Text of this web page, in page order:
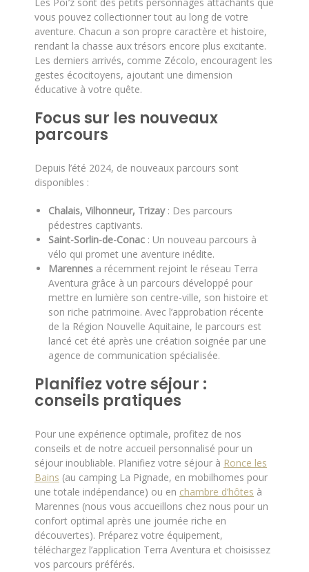
vous pouvez collectionner tout au long de votre
aventure. Chacun a son propre caractère et histoire,
rendant la chasse aux trésors encore plus excitante.
Les derniers arrivés, comme Zécolo, encouragent les
gestes écocitoyens, ajoutant une dimension
éducative à votre quête.
Focus sur les nouveaux
parcours
Depuis l’été 2024, de nouveaux parcours sont
disponibles :
Chalais, Vilhonneur, Trizay: Des parcours
pédestres captivants.
Saint-Sorlin-de-Conac : Un nouveau parcours à
vélo qui promet une aventure inédite.
Marennes a récemment rejoint le réseau Terra
Aventura grâce à un parcours développé pour
mettre en lumière son centre-ville, son histoire et
son riche patrimoine. Avec l’approbation récente
de la Région Nouvelle Aquitaine, le parcours est
lancé cet été après une création soignée par une
agence de communication spécialisée.
Planifiez votre séjour :
conseils pratiques
Pour une expérience optimale, profitez de nos
conseils et de notre accueil personnalisé pour un
séjour inoubliable. Planifiez votre séjour à Ronce les
Bains (au camping La Pignade, en mobilhomes pour
une totale indépendance) ou en chambre d’hôtes à
Marennes (nous vous accueillons chez nous pour un
confort optimal après une journée riche en
découvertes). Préparez votre équipement,
téléchargez l’application Terra Aventura et choisissez
vos parcours préférés.